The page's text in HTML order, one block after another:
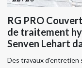
RG PRO
de traitement
Senven Lehart
Des travaux